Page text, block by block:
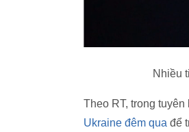
Nhiều
Theo RT, trong
Ukraine đêm qua để